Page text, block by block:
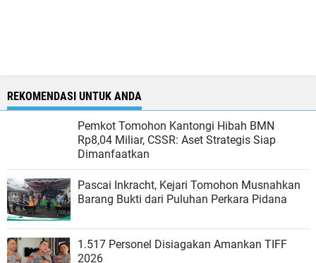
REKOMENDASI UNTUK ANDA
Pemkot Tomohon Kantongi Hibah BMN
Rp8,04 Miliar, CSSR: Aset Strategis Siap
Dimanfaatkan
Pascai Inkracht, Kejari Tomohon Musnahkan
Barang Bukti dari Puluhan Perkara Pidana
1.517 Personel Disiagakan Amankan TIFF
2026